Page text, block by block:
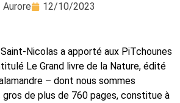
Aurore 12/10/2023
Saint-Nicolas a apporté aux PiTchounes
Le Grand livre de la Nature, édité
– dont nous sommes
gros de plus de 760 pages, constitue à